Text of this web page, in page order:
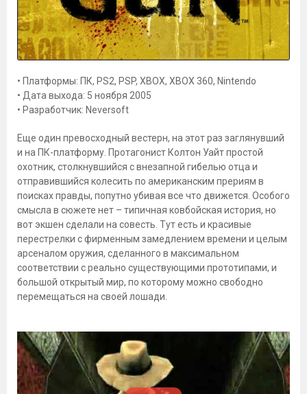
• Платформы: ПК, PS2, PSP, XBOX, XBOX 360, Nintendo
• Дата выхода: 5 ноября 2005
• Разработчик: Neversoft
Еще один превосходный вестерн, на этот раз заглянувший
и на ПК-платформу. Протагонист Колтон Уайт простой
охотник, столкнувшийся с внезапной гибелью отца и
отправившийся колесить по американским прериям в
поисках правды, попутно убивая все что движется. Особого
смысла в сюжете нет – типичная ковбойская история, но
вот экшен сделали на совесть. Тут есть и красивые
перестрелки с фирменным замедлением времени и целым
арсеналом оружия, сделанного в максимальном
соответствии с реально существующими прототипами, и
большой открытый мир, по которому можно свободно
перемещаться на своей лошади.